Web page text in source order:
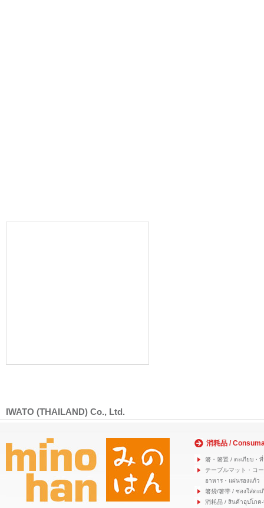
IWATO (THAILAND) Co., Ltd.
消耗品 /
箸・箸置 / ตะเกียบ・
テーブルマット・コ
อาหาร・แผ่นรองแก้ว
箸袋/箸帯 / ซองใส่ตะเ
消耗品 / สินค้าอุปโภค